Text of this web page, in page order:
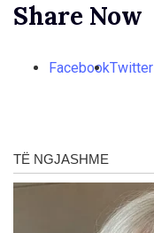
Share Now
FacebookTwitter